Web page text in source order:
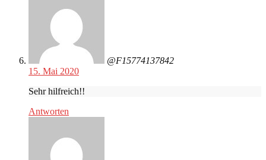
@F15774137842
15. Mai 2020
Sehr hilfreich!!
Antworten